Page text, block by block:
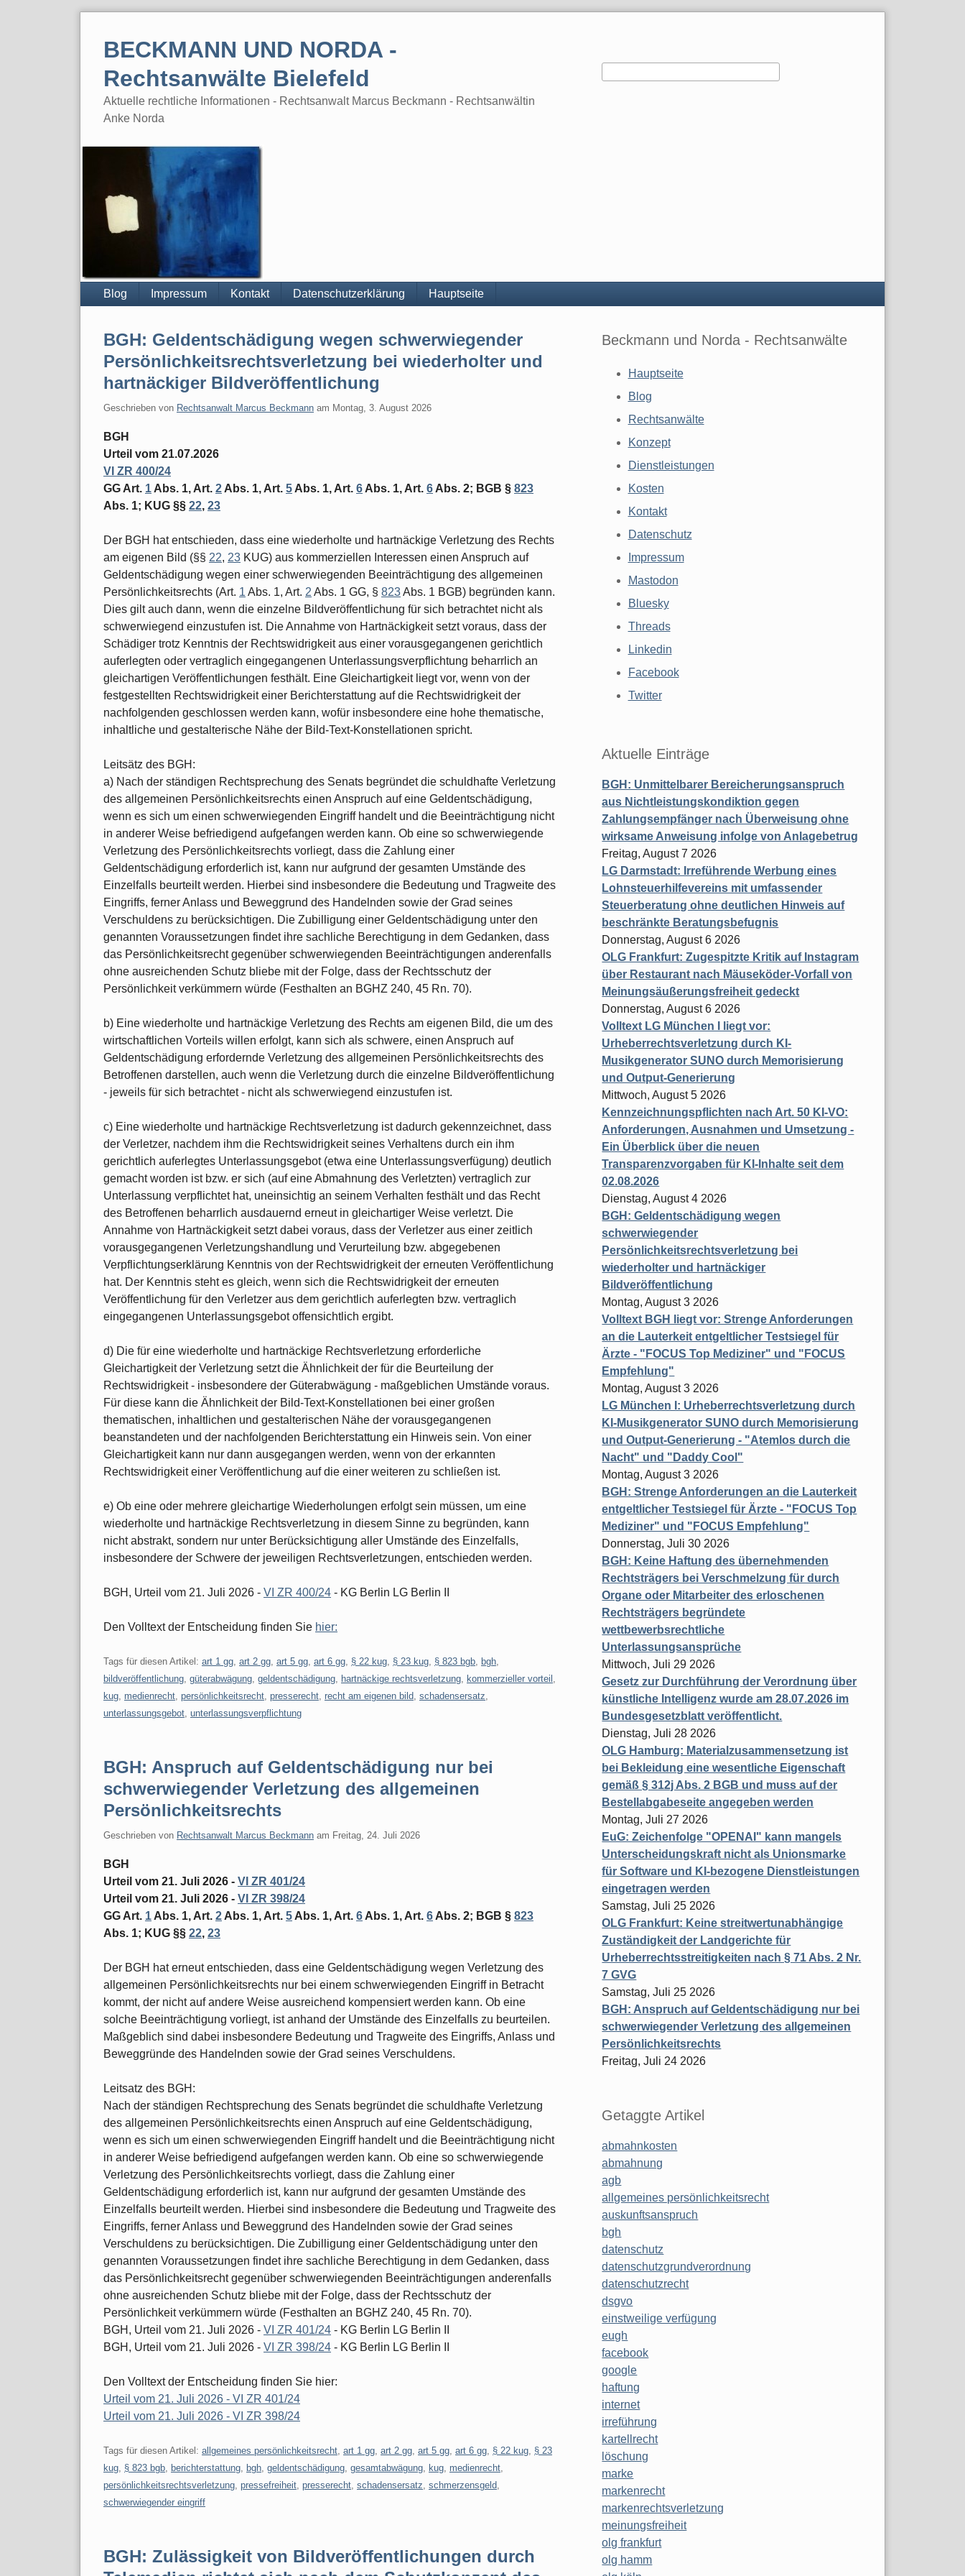
BECKMANN UND NORDA -
Rechtsanwälte Bielefeld
Aktuelle rechtliche Informationen - Rechtsanwalt Marcus Beckmann - Rechtsanwältin
Anke Norda
Blog Impressum Kontakt Datenschutzerklärung Hauptseite
BGH: Geldentschädigung wegen schwerwiegender
Persönlichkeitsrechtsverletzung bei wiederholter und
hartnäckiger Bildveröffentlichung
Geschrieben von Rechtsanwalt Marcus Beckmann am Montag, 3. August 2026
BGH
Urteil vom 21.07.2026
VI ZR 400/24
GG Art. 1 Abs. 1, Art. 2 Abs. 1, Art. 5 Abs. 1, Art. 6 Abs. 1, Art. 6 Abs. 2; BGB § 823
Abs. 1; KUG §§ 22, 23
Der BGH hat entschieden, dass eine wiederholte und hartnäckige Verletzung des Rechts
am eigenen Bild (§§ 22, 23 KUG) aus kommerziellen Interessen einen Anspruch auf
Geldentschädigung wegen einer schwerwiegenden Beeinträchtigung des allgemeinen
Persönlichkeitsrechts (Art. 1 Abs. 1, Art. 2 Abs. 1 GG, § 823Abs. 1 BGB) begründen kann.
Dies gilt auch dann, wenn die einzelne Bildveröffentlichung für sich betrachtet nicht als
schwerwiegend einzustufen ist. Die Annahme von Hartnäckigkeit setzt voraus, dass der
Schädiger trotz Kenntnis der Rechtswidrigkeit aus einer vorausgegangenen gerichtlich
auferlegten oder vertraglich eingegangenen Unterlassungsverpflichtung beharrlich an
gleichartigen Veröffentlichungen festhält. Eine Gleichartigkeit liegt vor, wenn von der
festgestellten Rechtswidrigkeit einer Berichterstattung auf die Rechtswidrigkeit der
nachfolgenden geschlossen werden kann, wofür insbesondere eine hohe thematische,
inhaltliche und gestalterische Nähe der Bild-Text-Konstellationen spricht.
Leitsätz des BGH:
a) Nach der ständigen Rechtsprechung des Senats begründet die schuldhafte Verletzung
des allgemeinen Persönlichkeitsrechts einen Anspruch auf eine Geldentschädigung,
wenn es sich um einen schwerwiegenden Eingriff handelt und die Beeinträchtigung nicht
in anderer Weise befriedigend aufgefangen werden kann. Ob eine so schwerwiegende
Verletzung des Persönlichkeitsrechts vorliegt, dass die Zahlung einer
Geldentschädigung erforderlich ist, kann nur aufgrund der gesamten Umstände des
Einzelfalls beurteilt werden. Hierbei sind insbesondere die Bedeutung und Tragweite des
Eingriffs, ferner Anlass und Beweggrund des Handelnden sowie der Grad seines
Verschuldens zu berücksichtigen. Die Zubilligung einer Geldentschädigung unter den
genannten Voraussetzungen findet ihre sachliche Berechtigung in dem Gedanken, dass
das Persönlichkeitsrecht gegenüber schwerwiegenden Beeinträchtigungen anderenfalls
ohne ausreichenden Schutz bliebe mit der Folge, dass der Rechtsschutz der
Persönlichkeit verkümmern würde (Festhalten an BGHZ 240, 45 Rn. 70).
b) Eine wiederholte und hartnäckige Verletzung des Rechts am eigenen Bild, die um des
wirtschaftlichen Vorteils willen erfolgt, kann sich als schwere, einen Anspruch auf
Geldentschädigung erfordernde Verletzung des allgemeinen Persönlichkeitsrechts des
Betroffenen darstellen, auch wenn die Verletzung durch die einzelne Bildveröffentlichung
- jeweils für sich betrachtet - nicht als schwerwiegend einzustufen ist.
c) Eine wiederholte und hartnäckige Rechtsverletzung ist dadurch gekennzeichnet, dass
der Verletzer, nachdem ihm die Rechtswidrigkeit seines Verhaltens durch ein ihm
gerichtlich auferlegtes Unterlassungsgebot (etwa eine Unterlassungsverfügung) deutlich
gemacht worden ist bzw. er sich (auf eine Abmahnung des Verletzten) vertraglich zur
Unterlassung verpflichtet hat, uneinsichtig an seinem Verhalten festhält und das Recht
des Betroffenen beharrlich ausdauernd erneut in gleichartiger Weise verletzt. Die
Annahme von Hartnäckigkeit setzt dabei voraus, dass der Verletzer aus einer zeitlich
vorausgegangenen Verletzungshandlung und Verurteilung bzw. abgegebenen
Verpflichtungserklärung Kenntnis von der Rechtswidrigkeit der erneuten Veröffentlichung
hat. Der Kenntnis steht es gleich, wenn sich die Rechtswidrigkeit der erneuten
Veröffentlichung für den Verletzer aus dem gerichtlich auferlegten bzw. vertraglich
eingegangenen Unterlassungsgebot offensichtlich ergibt.
d) Die für eine wiederholte und hartnäckige Rechtsverletzung erforderliche
Gleichartigkeit der Verletzung setzt die Ähnlichkeit der für die Beurteilung der
Rechtswidrigkeit - insbesondere der Güterabwägung - maßgeblichen Umstände voraus.
Für diese kann die Ähnlichkeit der Bild-Text-Konstellationen bei einer großen
thematischen, inhaltlichen und gestalterischen Nähe der vorausgegangenen
beanstandeten und der nachfolgenden Berichterstattung ein Hinweis sein. Von einer
Gleichartigkeit kann nur dann ausgegangen werden, wenn von der erkannten
Rechtswidrigkeit einer Veröffentlichung auf die einer weiteren zu schließen ist.
e) Ob eine oder mehrere gleichartige Wiederholungen erfolgt sein müssen, um eine
wiederholte und hartnäckige Rechtsverletzung in diesem Sinne zu begründen, kann
nicht abstrakt, sondern nur unter Berücksichtigung aller Umstände des Einzelfalls,
insbesondere der Schwere der jeweiligen Rechtsverletzungen, entschieden werden.
BGH, Urteil vom 21. Juli 2026 - VI ZR 400/24 - KG Berlin LG Berlin II
Den Volltext der Entscheidung finden Sie hier:
Tags für diesen Artikel: art 1 gg art 2 gg art 5 gg art 6 gg § 22 kug § 23 kug § 823 bgb bgh
bildveröffentlichung güterabwägung geldentschädigung hartnäckige rechtsverletzung kommerzieller vorteil
kug medienrecht persönlichkeitsrecht presserecht recht am eigenen bild schadensersatz
unterlassungsgebot unterlassungsverpflichtung
BGH: Anspruch auf Geldentschädigung nur bei
schwerwiegender Verletzung des allgemeinen
Persönlichkeitsrechts
Geschrieben von Rechtsanwalt Marcus Beckmann am Freitag, 24. Juli 2026
BGH
Urteil vom 21. Juli 2026 - VI ZR 401/24
Urteil vom 21. Juli 2026 - VI ZR 398/24
GG Art. 1 Abs. 1, Art. 2 Abs. 1, Art. 5 Abs. 1, Art. 6 Abs. 1, Art. 6 Abs. 2; BGB § 823
Abs. 1; KUG §§ 22, 23
Der BGH hat erneut entschieden, dass eine Geldentschädigung wegen Verletzung des
allgemeinen Persönlichkeitsrechts nur bei einem schwerwiegenden Eingriff in Betracht
kommt, der nicht auf andere Weise ausreichend kompensiert werden kann. Ob eine
solche Beeinträchtigung vorliegt, ist anhand der Umstände des Einzelfalls zu beurteilen.
Maßgeblich sind dabei insbesondere Bedeutung und Tragweite des Eingriffs, Anlass und
Beweggründe des Handelnden sowie der Grad seines Verschuldens.
Leitsatz des BGH:
Nach der ständigen Rechtsprechung des Senats begründet die schuldhafte Verletzung
des allgemeinen Persönlichkeitsrechts einen Anspruch auf eine Geldentschädigung,
wenn es sich um einen schwerwiegenden Eingriff handelt und die Beeinträchtigung nicht
in anderer Weise befriedigend aufgefangen werden kann. Ob eine so schwerwiegende
Verletzung des Persönlichkeitsrechts vorliegt, dass die Zahlung einer
Geldentschädigung erforderlich ist, kann nur aufgrund der gesamten Umstände des
Einzelfalls beurteilt werden. Hierbei sind insbesondere die Bedeutung und Tragweite des
Eingriffs, ferner Anlass und Beweggrund des Handelnden sowie der Grad seines
Verschuldens zu berücksichtigen. Die Zubilligung einer Geldentschädigung unter den
genannten Voraussetzungen findet ihre sachliche Berechtigung in dem Gedanken, dass
das Persönlichkeitsrecht gegenüber schwerwiegenden Beeinträchtigungen anderenfalls
ohne ausreichenden Schutz bliebe mit der Folge, dass der Rechtsschutz der
Persönlichkeit verkümmern würde (Festhalten an BGHZ 240, 45 Rn. 70).
BGH, Urteil vom 21. Juli 2026 - VI ZR 401/24 - KG Berlin LG Berlin II
BGH, Urteil vom 21. Juli 2026 - VI ZR 398/24 - KG Berlin LG Berlin II
Den Volltext der Entscheidung finden Sie hier:
Urteil vom 21. Juli 2026 - VI ZR 401/24
Urteil vom 21. Juli 2026 - VI ZR 398/24
Tags für diesen Artikel: allgemeines persönlichkeitsrecht art 1 gg art 2 gg art 5 gg art 6 gg § 22 kug § 23
kug § 823 bgb berichterstattung bgh geldentschädigung gesamtabwägung kug medienrecht
persönlichkeitsrechtsverletzung pressefreiheit presserecht schadensersatz schmerzensgeld
schwerwiegender eingriff
BGH: Zulässigkeit von Bildveröffentlichungen durch
Beckmann und Norda - Rechtsanwälte
Hauptseite
Blog
Rechtsanwälte
Konzept
Dienstleistungen
Kosten
Kontakt
Datenschutz
Impressum
Mastodon
Bluesky
Threads
Linkedin
Facebook
Twitter
Aktuelle Einträge
BGH: Unmittelbarer Bereicherungsanspruch
aus Nichtleistungskondiktion gegen
Zahlungsempfänger nach Überweisung ohne
wirksame Anweisung infolge von Anlagebetrug
Freitag, August 7 2026
LG Darmstadt: Irreführende Werbung eines
Lohnsteuerhilfevereins mit umfassender
Steuerberatung ohne deutlichen Hinweis auf
beschränkte Beratungsbefugnis
Donnerstag, August 6 2026
OLG Frankfurt: Zugespitzte Kritik auf Instagram
über Restaurant nach Mäuseköder-Vorfall von
Meinungsäußerungsfreiheit gedeckt
Donnerstag, August 6 2026
Volltext LG München I liegt vor:
Urheberrechtsverletzung durch KI-
Musikgenerator SUNO durch Memorisierung
und Output-Generierung
Mittwoch, August 5 2026
Kennzeichnungspflichten nach Art. 50 KI-VO:
Anforderungen, Ausnahmen und Umsetzung -
Ein Überblick über die neuen
Transparenzvorgaben für KI-Inhalte seit dem
02.08.2026
Dienstag, August 4 2026
BGH: Geldentschädigung wegen
schwerwiegender
Persönlichkeitsrechtsverletzung bei
wiederholter und hartnäckiger
Bildveröffentlichung
Montag, August 3 2026
Volltext BGH liegt vor: Strenge Anforderungen
an die Lauterkeit entgeltlicher Testsiegel für
Ärzte - "FOCUS Top Mediziner" und "FOCUS
Empfehlung"
Montag, August 3 2026
LG München I: Urheberrechtsverletzung durch
KI-Musikgenerator SUNO durch Memorisierung
und Output-Generierung - "Atemlos durch die
Nacht" und "Daddy Cool"
Montag, August 3 2026
BGH: Strenge Anforderungen an die Lauterkeit
entgeltlicher Testsiegel für Ärzte - "FOCUS Top
Mediziner" und "FOCUS Empfehlung"
Donnerstag, Juli 30 2026
BGH: Keine Haftung des übernehmenden
Rechtsträgers bei Verschmelzung für durch
Organe oder Mitarbeiter des erloschenen
Rechtsträgers begründete
wettbewerbsrechtliche
Unterlassungsansprüche
Mittwoch, Juli 29 2026
Gesetz zur Durchführung der Verordnung über
künstliche Intelligenz wurde am 28.07.2026 im
Bundesgesetzblatt veröffentlicht.
Dienstag, Juli 28 2026
OLG Hamburg: Materialzusammensetzung ist
bei Bekleidung eine wesentliche Eigenschaft
gemäß § 312j Abs. 2 BGB und muss auf der
Bestellabgabeseite angegeben werden
Montag, Juli 27 2026
EuG: Zeichenfolge "OPENAI" kann mangels
Unterscheidungskraft nicht als Unionsmarke
für Software und KI-bezogene Dienstleistungen
eingetragen werden
Samstag, Juli 25 2026
OLG Frankfurt: Keine streitwertunabhängige
Zuständigkeit der Landgerichte für
Urheberrechtsstreitigkeiten nach § 71 Abs. 2 Nr.
7 GVG
Samstag, Juli 25 2026
BGH: Anspruch auf Geldentschädigung nur bei
schwerwiegender Verletzung des allgemeinen
Persönlichkeitsrechts
Freitag, Juli 24 2026
Getaggte Artikel
abmahnkosten
abmahnung
agb
allgemeines persönlichkeitsrecht
auskunftsanspruch
bgh
datenschutz
datenschutzgrundverordnung
datenschutzrecht
dsgvo
einstweilige verfügung
eugh
facebook
google
haftung
internet
irreführung
kartellrecht
löschung
marke
markenrecht
markenrechtsverletzung
meinungsfreiheit
olg frankfurt
olg hamm